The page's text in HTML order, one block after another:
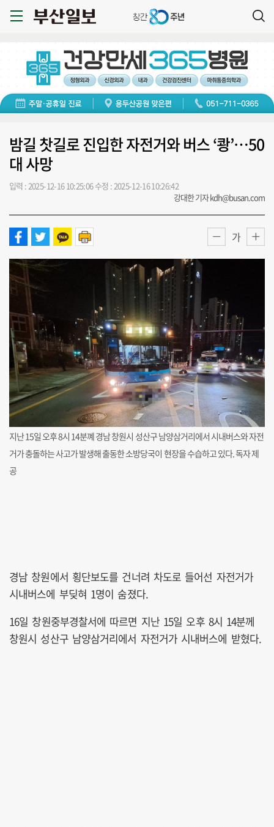
밤길 찻길로 진입한 자전거와 버스 ‘쾅’…50
대 사망
입력 : 2025-12-16 10:25:06수정 : 2025-12-16 10:26:42
강대한 기자 kdh@busan.com
가
지난 15일 오후 8시 14분꼐 경남 창원시 성산구 남양삼거리에서 시내버스와 자전
거가 충돌하는 사고가 발생해 출동한 소방당국이 현장을 수습하고 있다. 독자 제
공
경남 창원에서 횡단보도를 건너려 차도로 들어선 자전거가
시내버스에 부딪혀 1명이 숨졌다.
16일 창원중부경찰서에 따르면 지난 15일 오후 8시 14분께
창원시 성산구 남양삼거리에서 자전거가 시내버스에 받혔다.